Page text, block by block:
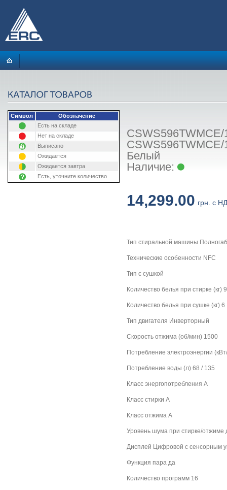
Символ
Обозначение
Есть на складе
Нет на складе
Выписано
Ожидается
Ожидается завтра
Есть, уточните количество
Белый
Наличие:
14,299.00 грн. с
Тип стиральной машины
Технические особенности NFC
Тип с сушкой
Количество белья при стирке (кг) 9
Количество белья при сушке (кг) 6
Тип двигателя Инверторный
Скорость отжима (об/мин) 1500
Потребление электроэнергии
Потребление воды (л) 68 / 135
Класс энергопотребления A
Класс стирки A
Класс отжима A
Уровень шума при стирке/отжиме
Дисплей Цифровой с сенсорным
Функция пара да
Количество программ 16